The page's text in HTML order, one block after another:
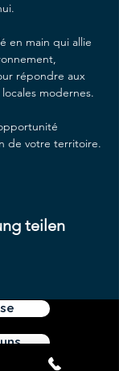
en main qui allie
répondre aux
modernes.
de votre territoire.
teilen